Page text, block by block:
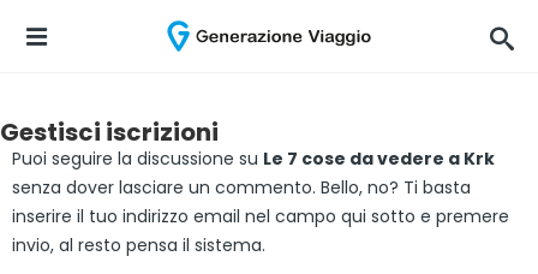
Gestisci iscrizioni
Puoi seguire la discussione su Le 7 cose da vedere a Krk
senza dover lasciare un commento. Bello, no? Ti basta
inserire il tuo indirizzo email nel campo qui sotto e premere
invio, al resto pensa il sistema.